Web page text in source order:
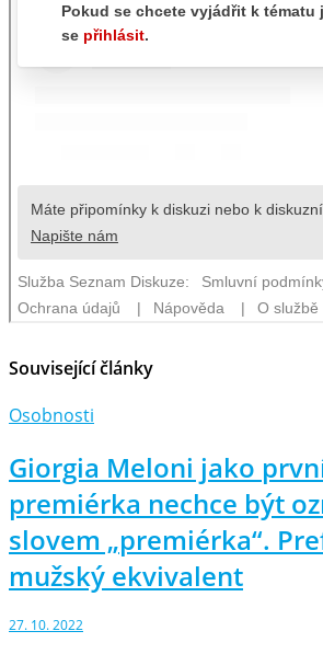
Související články
Osobnosti
Giorgia Meloni jako
premiérka nechce být
slovem „premiérka“.
mužský ekvivalent
27. 10. 2022